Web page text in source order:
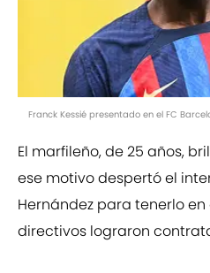
Franck Kessié presentado en el FC
El marfileño, de 25 años,
ese motivo despertó el
Hernández para tenerlo en
directivos lograron